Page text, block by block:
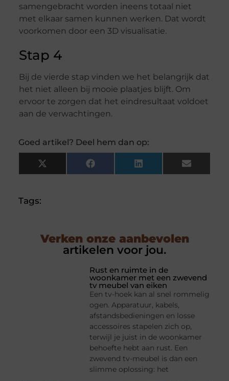
samengebracht worden ineens totaal niet
met elkaar samen kunnen werken. Dat wordt
voorkomen door een 3D visualisatie.
Stap 4
Bij de vierde stap vinden we het belangrijk dat
het niet alleen bij mooie plaatjes blijft. Om
ervoor te zorgen dat het eindresultaat voldoet
aan de verwachtingen.
Goed artikel? Deel hem dan op:
X
(Twitter)
Facebook LinkedIn Email
Tags:
Verken onze aanbevolen
artikelen voor jou.
Rust en ruimte in de
woonkamer met een zwevend
tv meubel van eiken
Een tv-hoek kan al snel rommelig
ogen. Apparatuur, kabels,
afstandsbedieningen en losse
accessoires stapelen zich op,
terwijl je juist in de woonkamer
behoefte hebt aan rust. Een
zwevend tv-meubel is dan een
slimme oplossing: het